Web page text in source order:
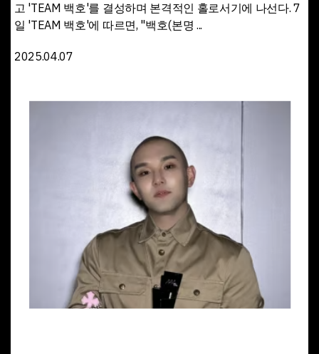
고 'TEAM 백호'를 결성하며 본격적인 홀로서기에 나선다. 7
일 'TEAM 백호'에 따르면, "백호(본명 ...
2025.04.07